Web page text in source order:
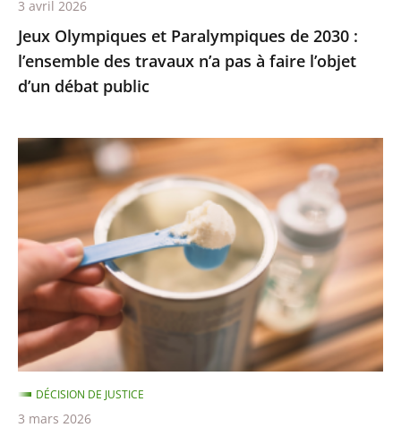
pas
à
faire
l’objet
débat
public
Jeux Olympiques et Paralympiques de 2030 :
l’ensemble des travaux n’a pas à faire l’objet
d’un débat public
3 avril 2026
Laits
infantiles
:
recommandations
sanitaires
adaptées
DÉCISION DE JUSTICE
3 mars 2026